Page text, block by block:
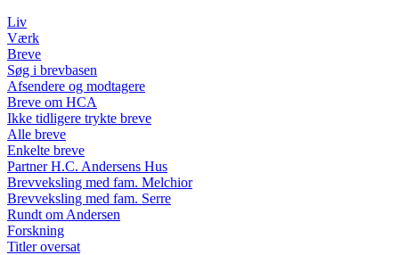
Liv
Værk
Breve
Søg i brevbasen
Afsendere og modtagere
Breve om HCA
Ikke tidligere trykte breve
Alle breve
Enkelte breve
Partner H.C. Andersens Hus
Brevveksling med fam. Melchior
Brevveksling med fam. Serre
Rundt om Andersen
Forskning
Titler oversat